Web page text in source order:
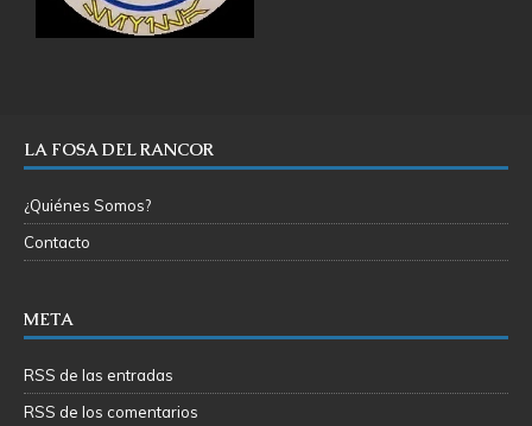
LA FOSA DEL RANCOR
¿Quiénes Somos?
Contacto
META
RSS de las entradas
RSS de los comentarios